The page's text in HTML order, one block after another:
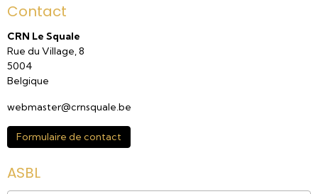
Contact
CRN Le Squale
Rue du Village, 8
5004
Belgique
webmaster@crnsquale.be
Formulaire de contact
ASBL